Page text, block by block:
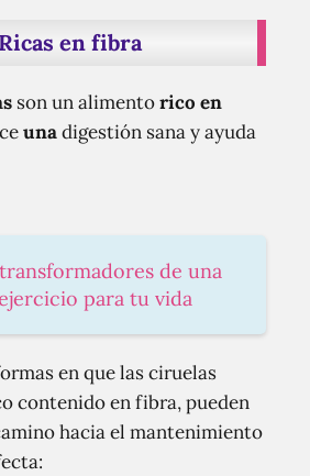
Ricas en fibra
son un alimentorico en
unadigestión sana y ayuda
de una
para tu vida
en que las ciruelas
contenido en fibra, pueden
hacia el mantenimiento